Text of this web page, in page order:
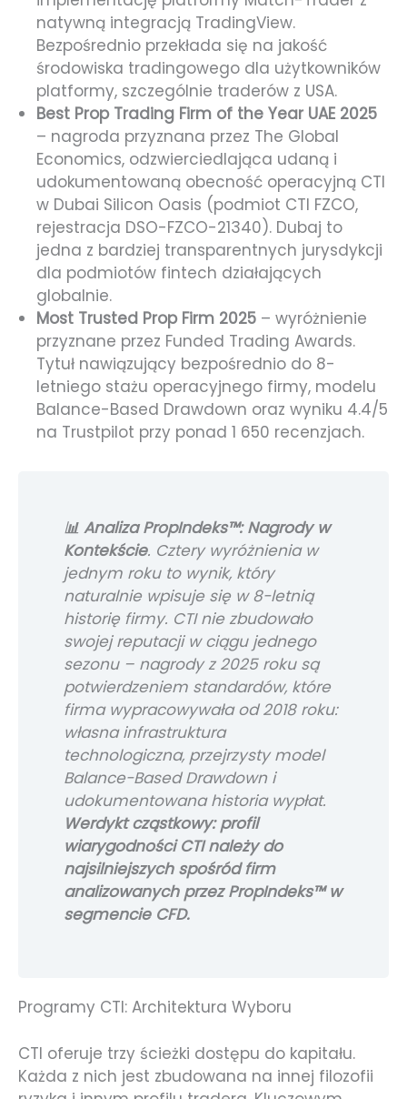
natywną integracją TradingView.
Bezpośrednio przekłada się na jakość
środowiska tradingowego dla użytkowników
platformy, szczególnie traderów z USA.
Best Prop Trading Firm of the Year UAE 2025
– nagroda przyznana przez The Global
Economics, odzwierciedlająca udaną i
udokumentowaną obecność operacyjną CTI
w Dubai Silicon Oasis (podmiot CTI FZCO,
rejestracja DSO-FZCO-21340). Dubaj to
jedna z bardziej transparentnych jurysdykcji
dla podmiotów fintech działających
globalnie.
Most Trusted Prop Firm 2025 – wyróżnienie
przyznane przez Funded Trading Awards.
Tytuł nawiązujący bezpośrednio do 8-
letniego stażu operacyjnego firmy, modelu
Balance-Based Drawdown oraz wyniku 4.4/5
na Trustpilot przy ponad 1 650 recenzjach.
📊 Analiza PropIndeks™: Nagrody w
Kontekście. Cztery wyróżnienia w
jednym roku to wynik, który
naturalnie wpisuje się w 8-letnią
historię firmy. CTI nie zbudowało
swojej reputacji w ciągu jednego
sezonu – nagrody z 2025 roku są
potwierdzeniem standardów, które
firma wypracowywała od 2018 roku:
własna infrastruktura
technologiczna, przejrzysty model
Balance-Based Drawdown i
udokumentowana historia wypłat.
Werdykt cząstkowy: profil
wiarygodności CTI należy do
najsilniejszych spośród firm
analizowanych przez PropIndeks™ w
segmencie CFD.
Programy CTI: Architektura Wyboru
CTI oferuje trzy ścieżki dostępu do kapitału.
Każda z nich jest zbudowana na innej filozofii